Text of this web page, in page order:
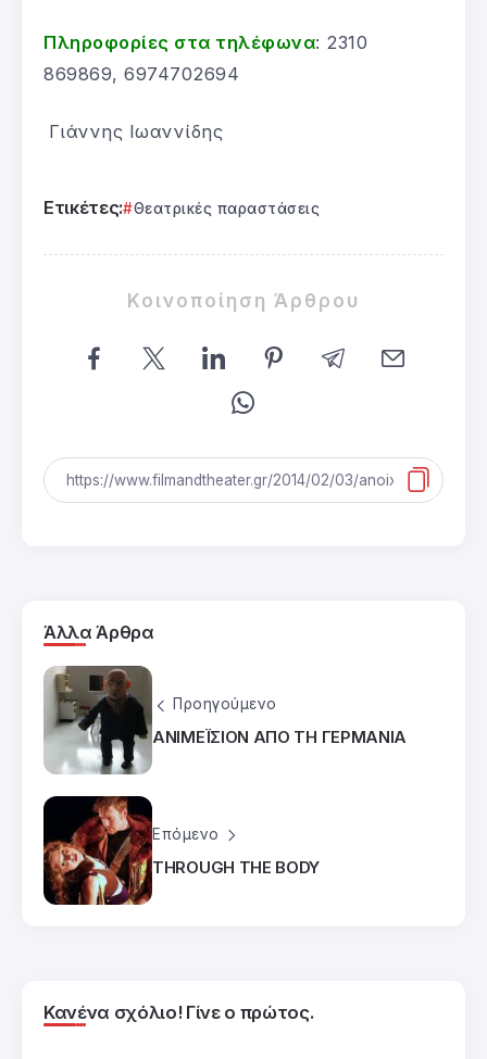
Πληροφορίες στα τηλέφωνα: 2310
869869, 6974702694
Γιάννης Ιωαννίδης
Ετικέτες: Θεατρικές παραστάσεις
Κοινοποίηση Άρθρου
Άλλα Άρθρα
Προηγούμενο
ΑΝΙΜΕΪΣΙΟΝ ΑΠΟ ΤΗ ΓΕΡΜΑΝΙΑ
Επόμενο
THROUGH THE BODY
Κανένα σχόλιο! Γίνε ο πρώτος.